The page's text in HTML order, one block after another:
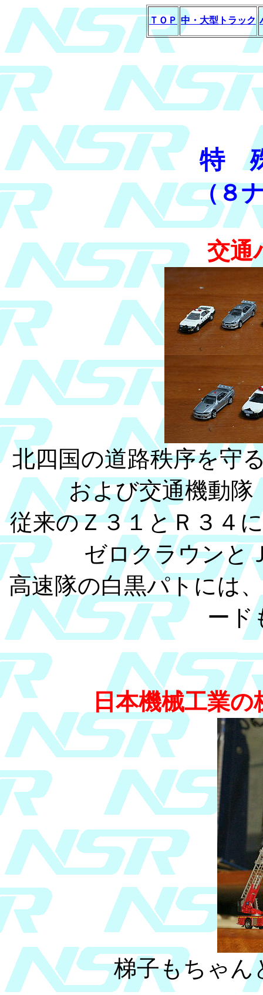
ＴＯＰ 中・大型トラック
特
（８
交通
北四国の道路秩序を守
および交通機動
従来のＺ３１とＲ３４
ゼロクラウンと
高速隊の白黒パトには
ード
日本機械工業
梯子もちゃん